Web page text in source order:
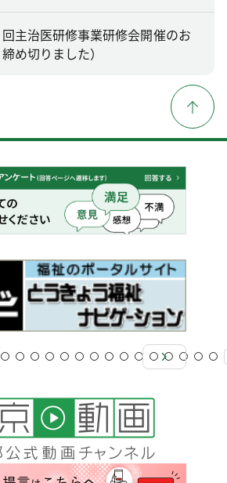
主治医研修事業研修会開催のお
め切りました）